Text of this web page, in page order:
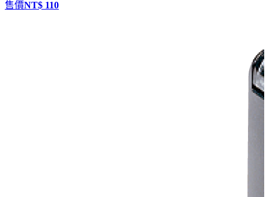
售價NT$ 110